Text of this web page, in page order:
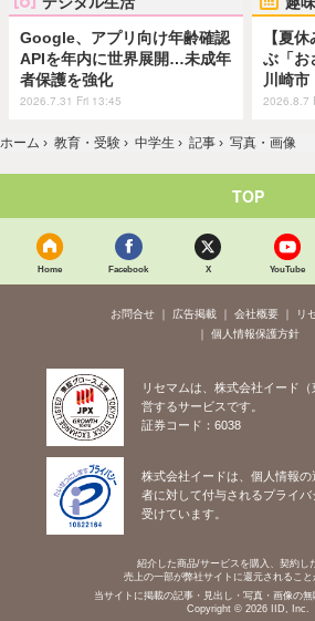
Google、アプリ向け年齢確認
APIを年内に世界展開…未成年
者保護を強化
2026.7.31 Fri 13:45
【夏
ぶ「お
川崎市
2026.8.7
ホーム › 教育・受験 › 中学生 › 記事 › 写真・画像
TOP
Home Facebook X YouTube
お問合せ 広告掲載 会社概要
リ
個人情報保護方針
リセマムは、株式会社イード
営するサービスです。
証券コード：6038
株式会社イードは、個人情報
者に対して付与されるプライ
受けています。
紹介した商品/サービスを購入、契約し
売上の一部が弊社サイトに還元されること
当サイトに掲載の記事・見出し・写真・画像の無
Copyright © 2026 IID, Inc.